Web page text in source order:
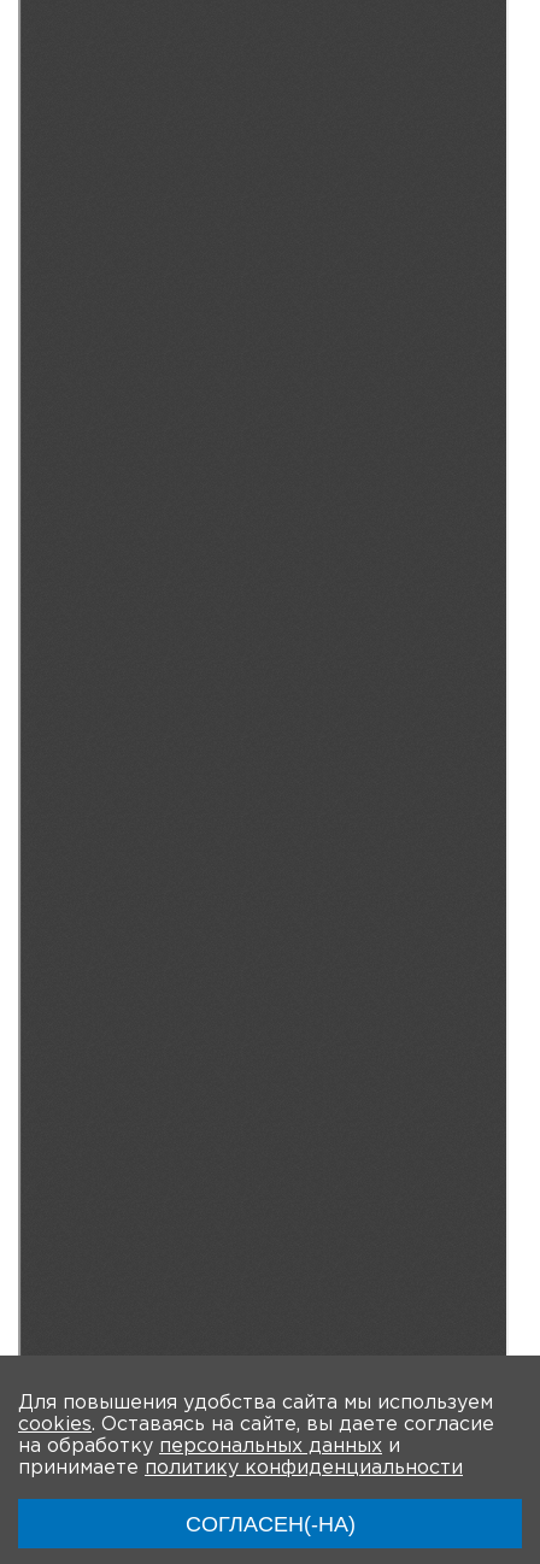
Для повышения удобства сайта мы используем
cookies. Оставаясь на сайте, вы даете согласие
на обработку персональных данных и
принимаете политику конфиденциальности
СОГЛАСЕН(-НА)